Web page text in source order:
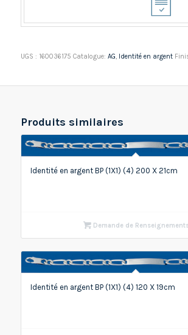
UGS : 160036175 Catalogue: AG Identité en argent
Produits similaires
Identité en argent BP (1X1) (4) 200 X 21cm
Demande de Renseignements
Identité en argent BP (1X1) (4) 120 X 19cm